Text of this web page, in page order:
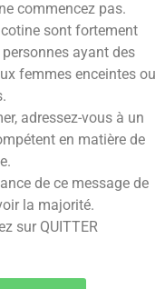
Le Petit Verger
équilibrée
la pastèque
délivre une
gourmande et
afin de conserver
DIY
commencez pas.
sont fortement
ayant des
femmes enceintes ou
adressez-vous à un
en matière de
de ce message de
la majorité.
sur QUITTER